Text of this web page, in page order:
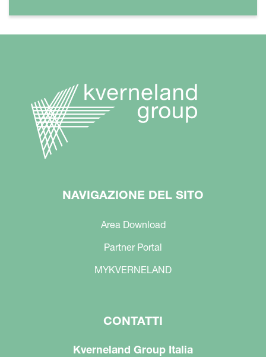
NAVIGAZIONE DEL SITO
Area Download
Partner Portal
MYKVERNELAND
CONTATTI
Kverneland Group Italia